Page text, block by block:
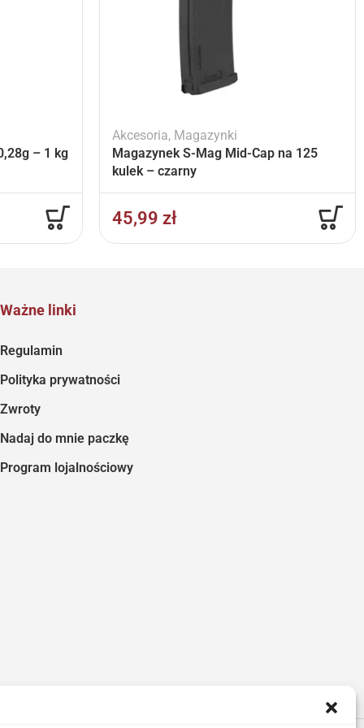
– 1 kg
Akcesoria, Magazynki
Magazynek S-Mag Mid-Cap na 125
kulek – czarny
45,99 zł
Ważne linki
Regulamin
Polityka prywatności
Zwroty
Nadaj do mnie paczkę
Program lojalnościowy